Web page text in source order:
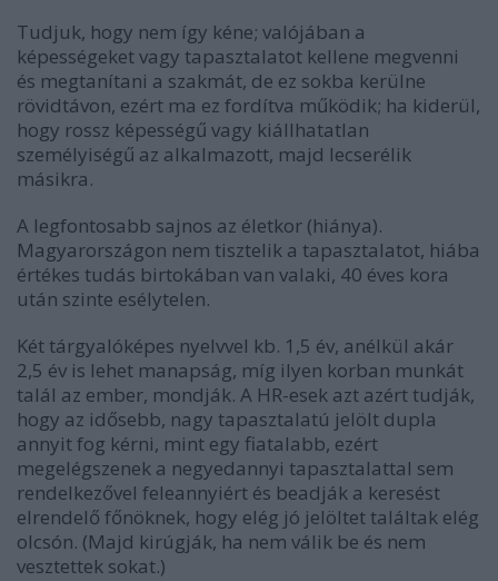
Tudjuk, hogy nem így kéne; valójában a
képességeket vagy tapasztalatot kellene megvenni
és megtanítani a szakmát, de ez sokba kerülne
rövidtávon, ezért ma ez fordítva működik; ha kiderül,
hogy rossz képességű vagy kiállhatatlan
személyiségű az alkalmazott, majd lecserélik
másikra.
A legfontosabb sajnos az életkor (hiánya).
Magyarországon nem tisztelik a tapasztalatot, hiába
értékes tudás birtokában van valaki, 40 éves kora
után szinte esélytelen.
Két tárgyalóképes nyelvvel kb. 1,5 év, anélkül akár
2,5 év is lehet manapság, míg ilyen korban munkát
talál az ember, mondják. A HR-esek azt azért tudják,
hogy az idősebb, nagy tapasztalatú jelölt dupla
annyit fog kérni, mint egy fiatalabb, ezért
megelégszenek a negyedannyi tapasztalattal sem
rendelkezővel feleannyiért és beadják a keresést
elrendelő főnöknek, hogy elég jó jelöltet találtak elég
olcsón. (Majd kirúgják, ha nem válik be és nem
vesztettek sokat.)